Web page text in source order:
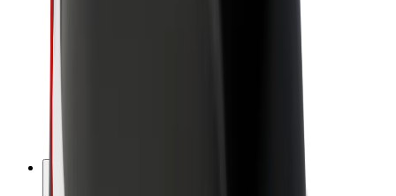
Şirkət